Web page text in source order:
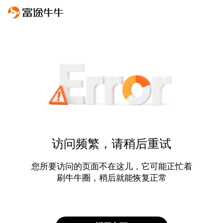
访问频繁，请稍后重试
您所要访问的页面不在这儿，它可能正忙着
刷牛牛圈，稍后就能恢复正常